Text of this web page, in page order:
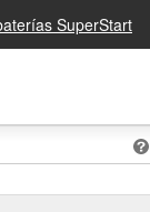
SuperStart